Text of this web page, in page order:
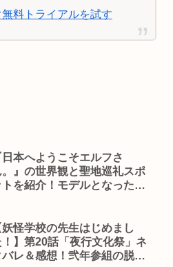
料トライアルを試す
日本へようこそエルフさ
。』の世界観と聖地巡礼スポ
トを紹介！モデルとなった場
妖怪学校の先生はじめまし
！】第20話「夜行文化祭」ネ
バレ＆感想！弐年参組の脱出